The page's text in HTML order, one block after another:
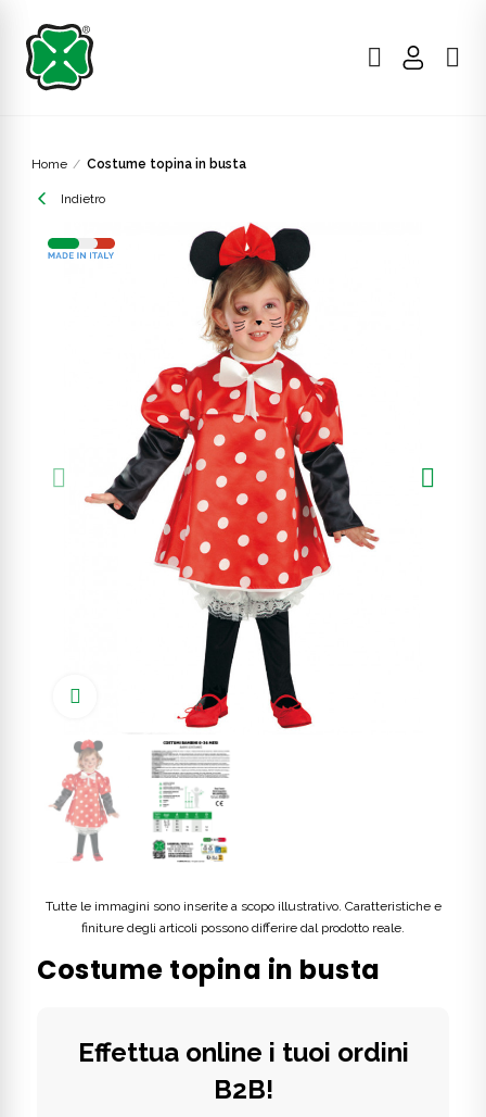
Home Costume topina in busta
Indietro
Click to enlarge
Tutte le immagini sono inserite a scopo illustrativo. Caratteristiche e
finiture degli articoli possono differire dal prodotto reale.
Costume topina in busta
Effettua online i tuoi ordini
B2B!